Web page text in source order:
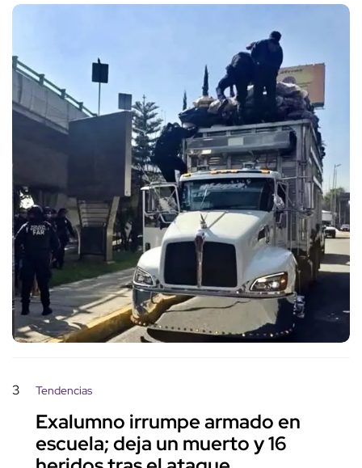
3 Tendencias
Exalumno irrumpe armado en
escuela; deja un muerto y 16